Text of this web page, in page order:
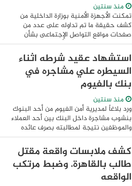
منذ سنتين
تمكنت الأجهزة الأمنية بوزارة الداخلية من
كشف حقيقة ما تم تداوله على عدد من
صفحات مواقع التواصل الإجتماعى بشأن
الإدعاء بحدوث مشاجرة بالأسلحة البيضاء
داخل إحدى المدارس بالقاهرة البدايه كانت
برصد ...
استشهاد عقيد شرطه اثناء
السيطره علي مشاجره في
بنك بالفيوم
منذ سنتين
ورد بلاغاً لمديرية أمن الفيوم من أحد البنوك
بنشوب مشاجرة داخل البنك بين أحد العملاء
والموظفين نتيجة لمطالبته بصرف عائده
الإدخارى قبل موعده ، إنتابته على إثرها حاله
هياج حيث إنتقلت قوة أمنية ...
كشف ملابسات واقعة مقتل
طالب بالقاهرة. وضبط مرتكب
الواقعه